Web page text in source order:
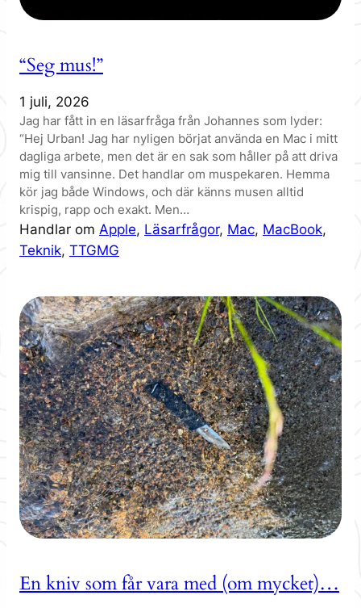
“Seg mus!”
1 juli, 2026
Jag har fått in en läsarfråga från Johannes som lyder:
“Hej Urban! Jag har nyligen börjat använda en Mac i mitt
dagliga arbete, men det är en sak som håller på att driva
mig till vansinne. Det handlar om muspekaren. Hemma
kör jag både Windows, och där känns musen alltid
krispig, rapp och exakt. Men…
Handlar om Apple, Läsarfrågor, Mac, MacBook
Teknik, TTGMG
En kniv som får vara med (om mycket)…